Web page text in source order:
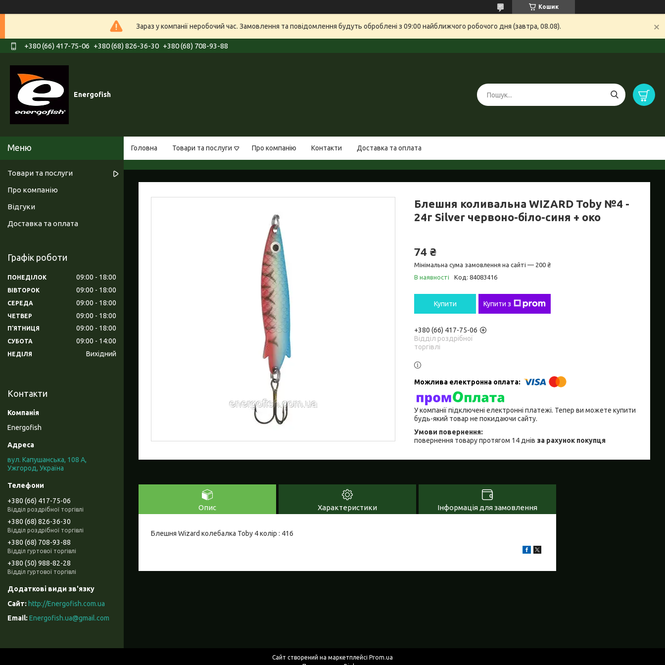
Кошик
Зараз у компанії неробочий час. Замовлення та повідомлення будуть оброблені з 09:00 найближчого робочого дня (завтра, 08.08).
+380 (66) 417-75-06 +380 (68) 826-36-30 +380 (68) 708-93-88
Energofish
Головна Товари та послуги Про компанію Контакти Доставка та оплата
Блешня коливальна WIZARD Toby №4 -
24г Silver червоно-біло-синя + око
74 ₴
Мінімальна сума замовлення на сайті — 200 ₴
В наявності
Код: 84083416
Купити Купити з
+380 (66) 417-75-06
Відділ роздрібної
торгівлі
У компанії підключені електронні платежі. Тепер ви можете купити
будь-який товар не покидаючи сайту.
повернення товару протягом 14 днів за рахунок покупця
Опис Характеристики Інформація для замовлення
Блешня Wizard колебалка Toby 4 колір : 416
Товари та послуги
Про компанію
Відгуки
Доставка та оплата
Графік роботи
ПОНЕДІЛОК 09:00 18:00
ВІВТОРОК 09:00 18:00
СЕРЕДА 09:00 18:00
ЧЕТВЕР 09:00 18:00
ПʼЯТНИЦЯ 09:00 18:00
СУБОТА 09:00 14:00
НЕДІЛЯ Вихідний
Контакти
Energofish
вул. Капушанська, 108 А,
Ужгород, Україна
+380 (66) 417-75-06
Відділ роздрібної торгівлі
+380 (68) 826-36-30
Відділ роздрібної торгівлі
+380 (68) 708-93-88
Відділ гуртової торгівлі
+380 (50) 988-82-28
Відділ гуртової торгівлі
http://Energofish.com.ua
Energofish.ua@gmail.com
Сайт створений на маркетплейсі Prom.ua